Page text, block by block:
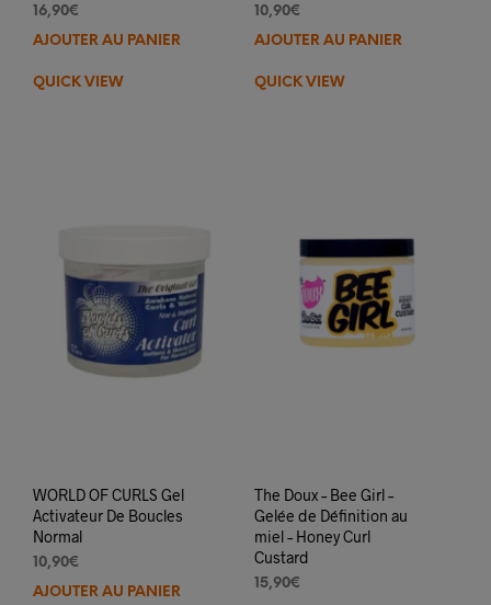
16,90€
AJOUTER AU PANIER
QUICK VIEW
10,90€
AJOUTER AU PANIER
QUICK VIEW
WORLD OF CURLS Gel
Activateur De Boucles
Normal
10,90€
AJOUTER AU PANIER
The Doux – Bee Girl –
Gelée de Définition au
miel – Honey Curl
Custard
15,90€